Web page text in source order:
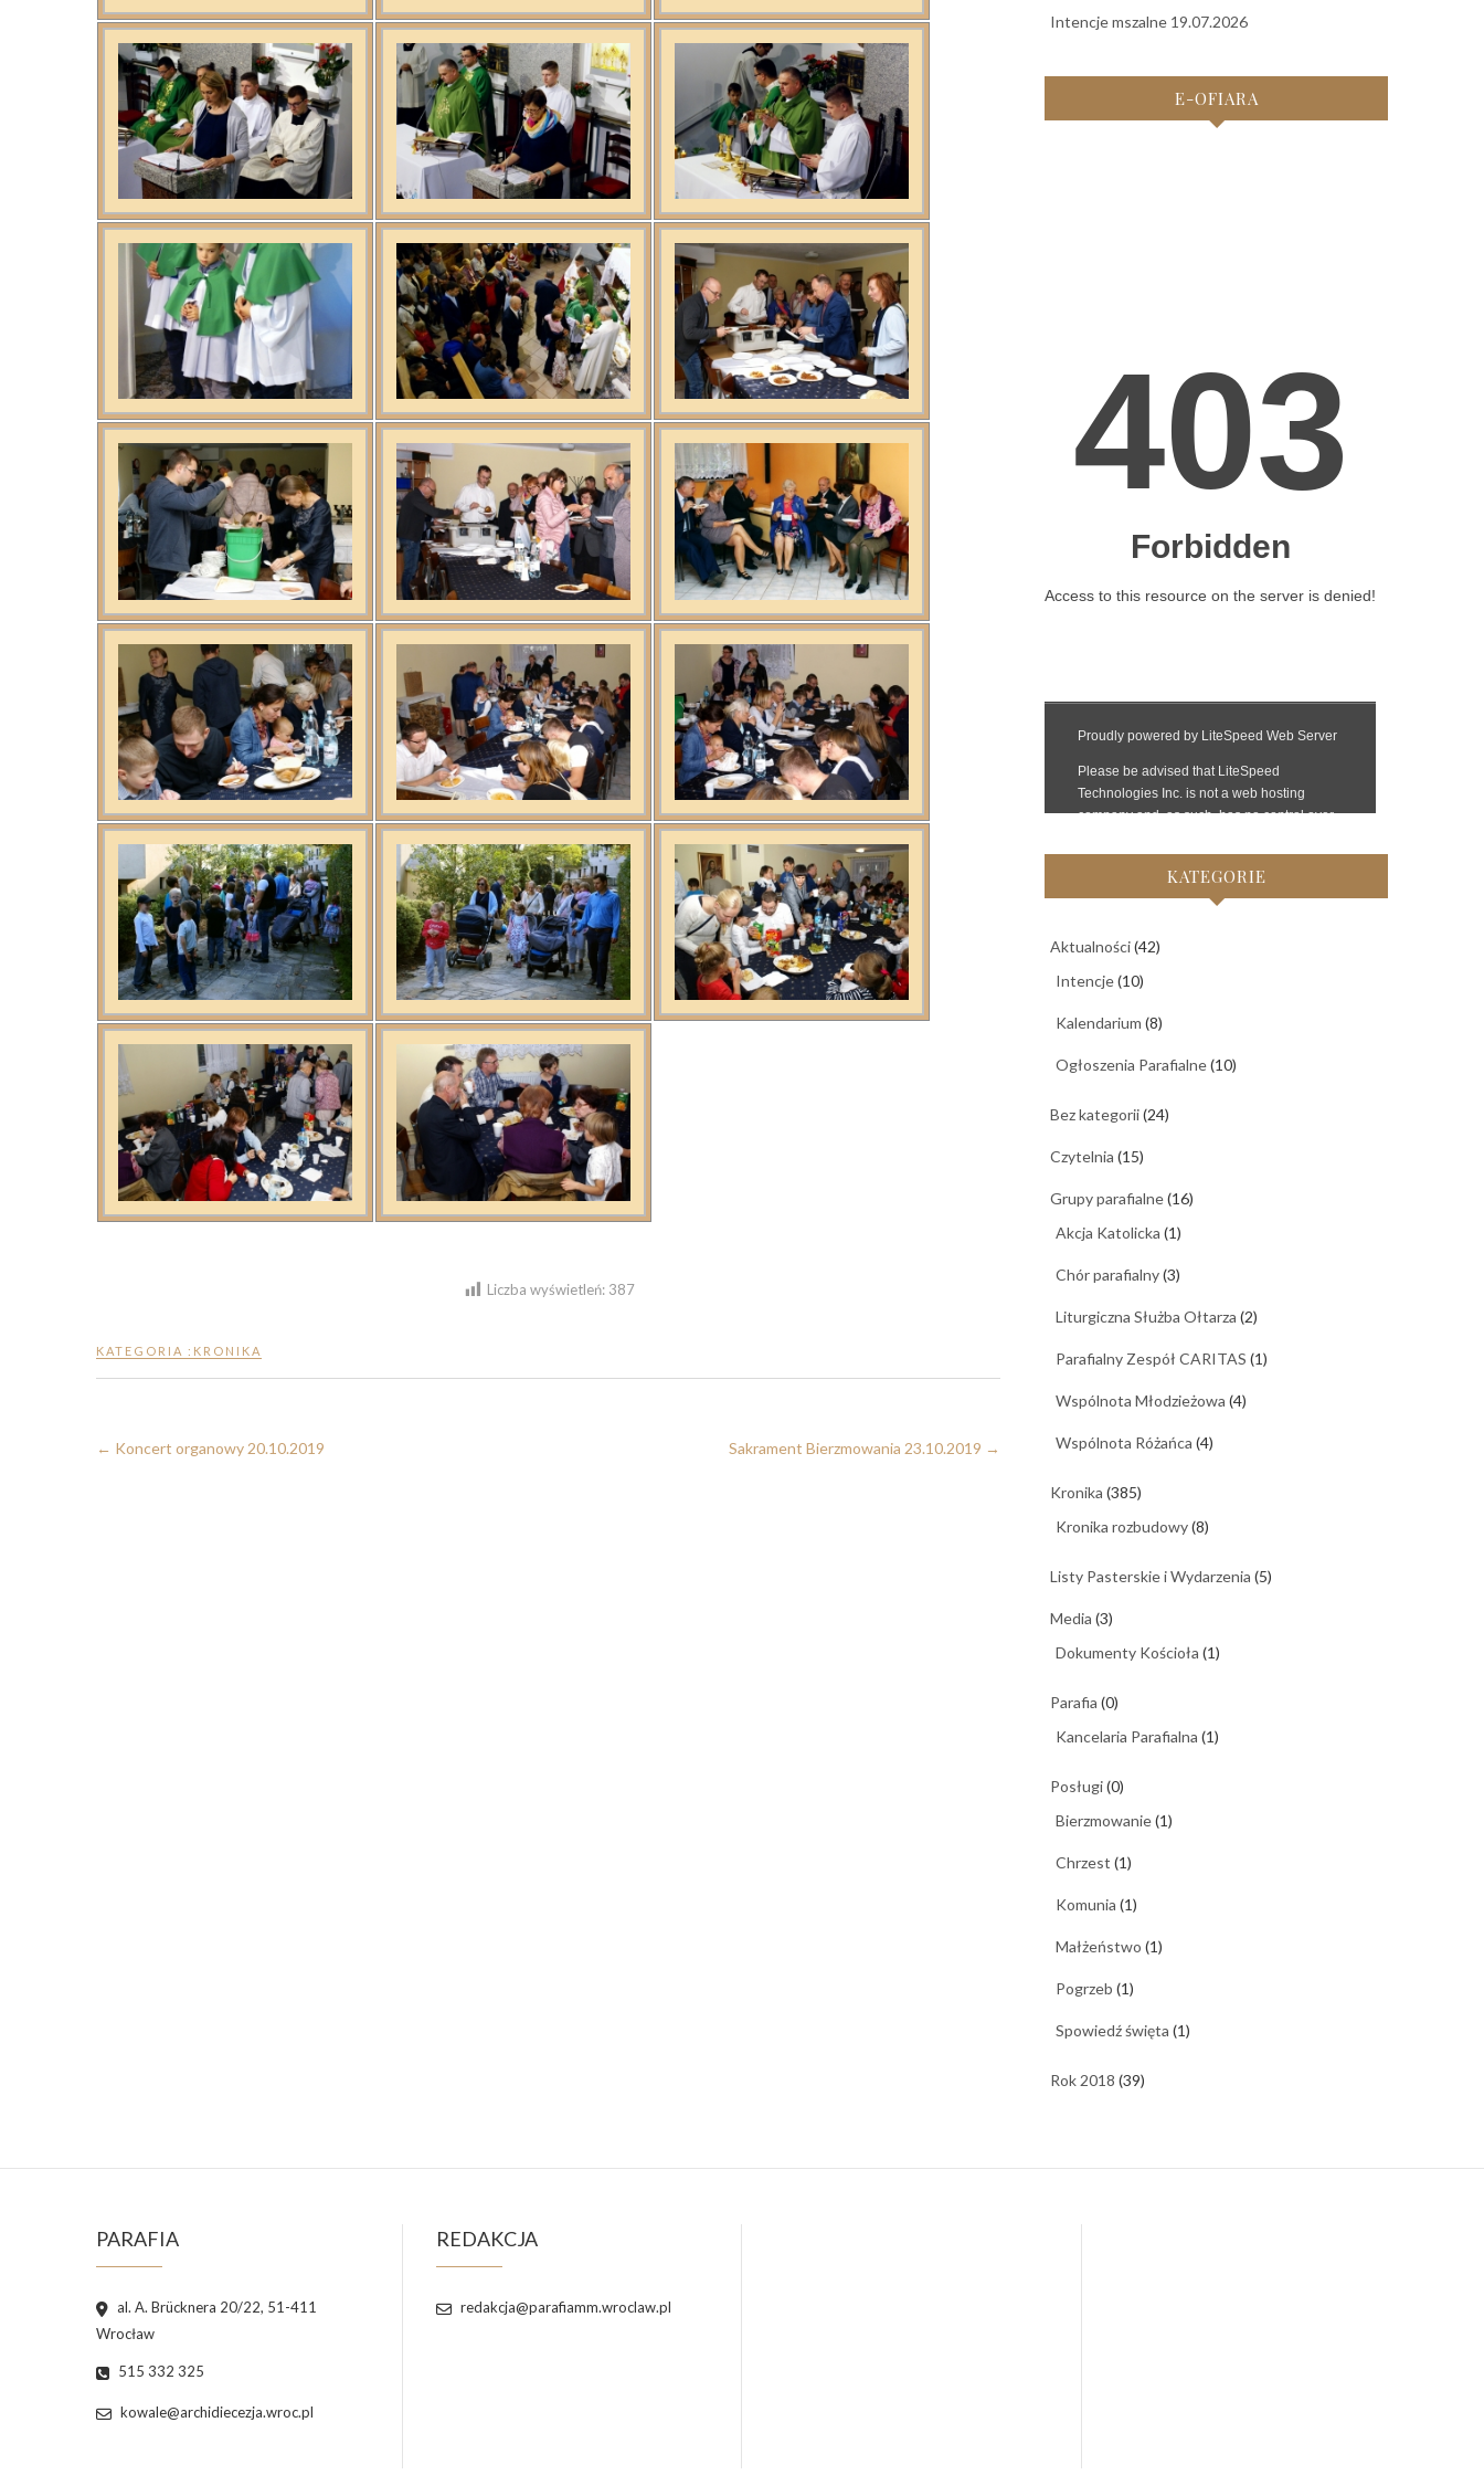
Liczba wyświetleń: 387
KATEGORIA : KRONIKA
← Koncert organowy 20.10.2019 Sakrament Bierzmowania 23.10.2019 →
Intencje mszalne 19.07.2026
E-OFIARA
KATEGORIE
Aktualności(42)
Intencje(10)
Kalendarium (8)
Ogłoszenia Parafialne(10)
Bez kategorii(24)
Czytelnia (15)
Grupy parafialne(16)
Akcja Katolicka (1)
Chór parafialny(3)
Liturgiczna Służba Ołtarza (2)
Parafialny Zespół CARITAS (1)
Wspólnota Młodzieżowa (4)
Wspólnota Różańca (4)
Kronika (385)
Kronika rozbudowy(8)
Listy Pasterskie i Wydarzenia (5)
Media (3)
Dokumenty Kościoła (1)
Parafia (0)
Kancelaria Parafialna (1)
Posługi(0)
Bierzmowanie(1)
Chrzest (1)
Komunia (1)
Małżeństwo (1)
Pogrzeb (1)
Spowiedź święta (1)
Rok 2018 (39)
PARAFIA
al. A. Brücknera 20/22, 51-411
Wrocław
515 332 325
kowale@archidiecezja.wroc.pl
REDAKCJA
redakcja@parafiamm.wroclaw.pl